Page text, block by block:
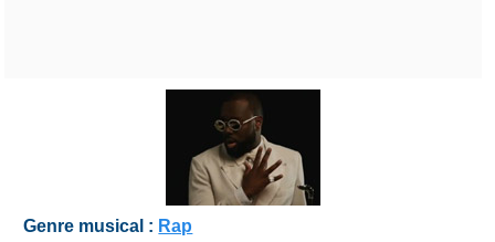
Genre musical : Rap